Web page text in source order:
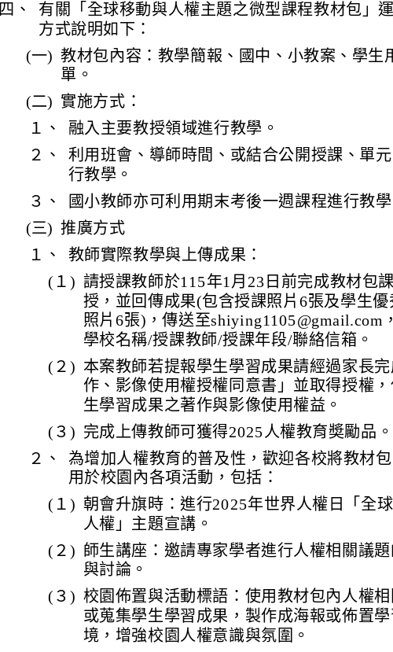
四、
有關「全球移動與人權主題之微型課程教材包」
方式說明如下：
(一) 教材包內容：教學簡報、國中、小教案、學生
單。
(二) 實施方式：
１、
融入主要教授領域進行教學。
２、
利用班會、導師時間、或結合公開授課、單
行教學。
３、
國小教師亦可利用期末考後一週課程進行教學
(三) 推廣方式
１、
教師實際教學與上傳成果：
(１) 請授課教師於115年1月23日前完成教材包
授，並回傳成果(包含授課照片6張及學生優
照片6張)，傳送至shiying1105@gmail.com
學校名稱/授課教師/授課年段/聯絡信箱。
(２) 本案教師若提報學生學習成果請經過家長
作、影像使用權授權同意書」並取得授權
生學習成果之著作與影像使用權益。
(３) 完成上傳教師可獲得2025人權教育奬勵品。
２、
為增加人權教育的普及性，歡迎各校將教材
用於校園內各項活動，包括：
(１) 朝會升旗時：進行2025年世界人權日「全
人權」主題宣講。
(２) 師生講座：邀請專家學者進行人權相關議
與討論。
(３) 校園佈置與活動標語：使用教材包內人權
或蒐集學生學習成果，製作成海報或佈置
境，增強校園人權意識與氛圍。